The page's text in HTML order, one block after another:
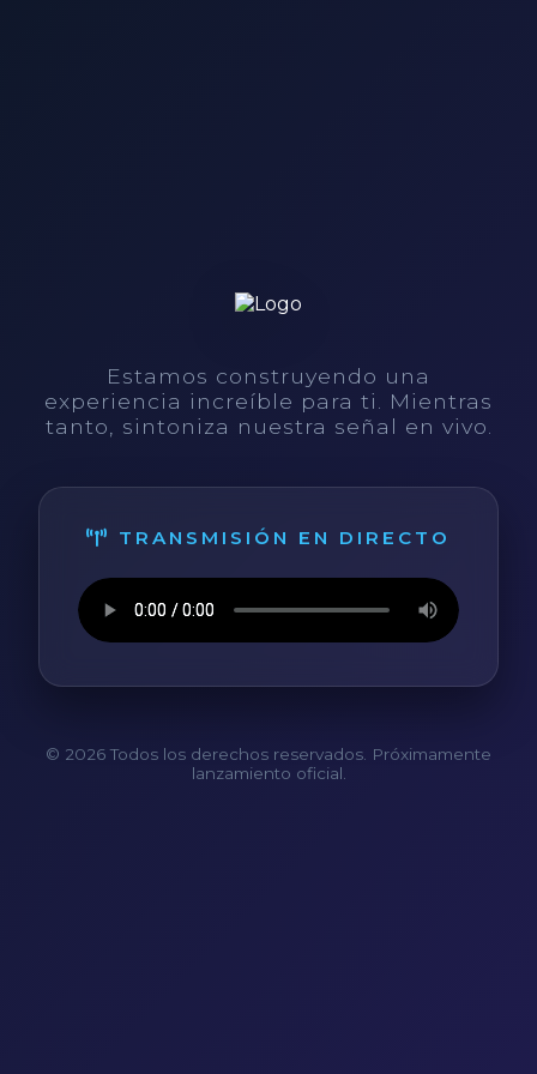
Estamos construyendo una
experiencia increíble para ti. Mientras
tanto, sintoniza nuestra señal en vivo.
TRANSMISIÓN EN DIRECTO
© 2026 Todos los derechos reservados. Próximamente
lanzamiento oficial.